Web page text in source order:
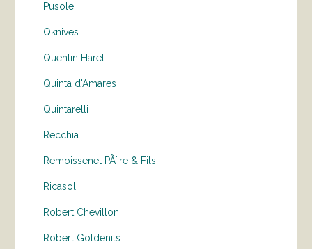
Pusole
Qknives
Quentin Harel
Quinta d'Amares
Quintarelli
Recchia
Remoissenet PÃ¨re & Fils
Ricasoli
Robert Chevillon
Robert Goldenits